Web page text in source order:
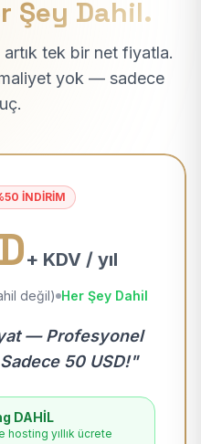
Şey Dahil.
tek bir net fiyatla.
yok — sadece
İNDİRİM
+ KDV / yıl
değil) Her Şey Dahil
— Profesyonel
50 USD!"
DAHİL
hosting yıllık ücrete